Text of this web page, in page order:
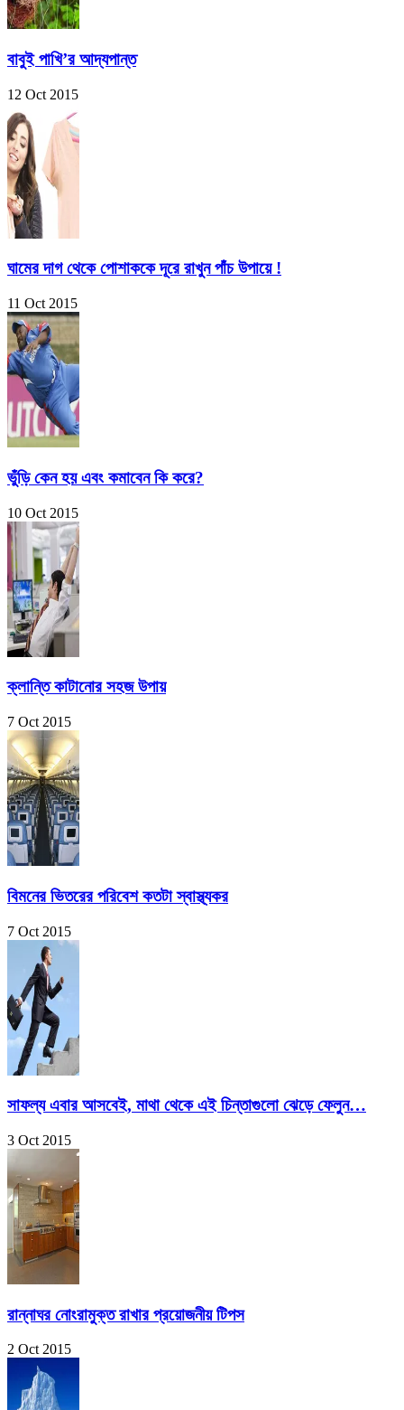
বাবুই পাখি’র আদ্যপান্ত
12 Oct 2015
ঘামের দাগ থেকে পোশাককে দূরে রাখুন পাঁচ উপায়ে !
11 Oct 2015
ভুঁড়ি কেন হয় এবং কমাবেন কি করে?
10 Oct 2015
ক্লান্তি কাটানোর সহজ উপায়
7 Oct 2015
বিমনের ভিতরের পরিবেশ কতটা স্বাস্থ্যকর
7 Oct 2015
সাফল্য এবার আসবেই, মাথা থেকে এই চিন্তাগুলো ঝেড়ে ফেলুন…
3 Oct 2015
রান্নাঘর নোংরামুক্ত রাখার প্রয়োজনীয় টিপস
2 Oct 2015